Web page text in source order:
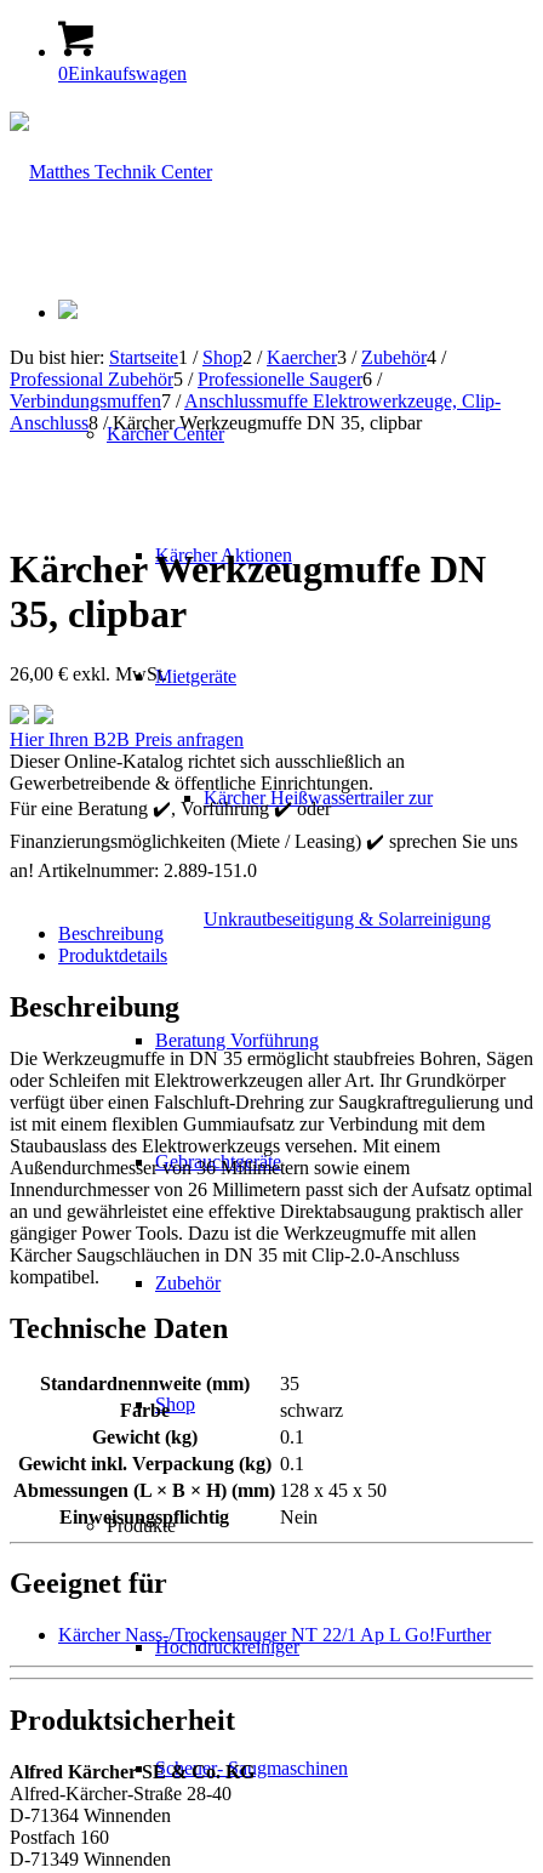
0Einkaufswagen
Kärcher Center
Kärcher Aktionen
Mietgeräte
Kärcher Heißwassertrailer zur
Unkrautbeseitigung & Solarreinigung
Beratung Vorführung
Gebrauchtgeräte
Zubehör
Shop
Produkte
Hochdruckreiniger
Scheuer- Saugmaschinen
Du bist hier: Startseite1 / Shop2 / Kaercher3 / Zubehör4 /
Professional Zubehör5 / Professionelle Sauger6 /
Verbindungsmuffen7 / Anschlussmuffe Elektrowerkzeuge, Clip-
Anschluss8 / Kärcher Werkzeugmuffe DN 35, clipbar
Kärcher Werkzeugmuffe DN
35, clipbar
26,00 € exkl. MwSt.
Kärcher
Werkzeugmuffe
DN
35,
Menge
Hier Ihren B2B Preis anfragen
Dieser Online-Katalog richtet sich ausschließlich an
Gewerbetreibende & öffentliche Einrichtungen.
Für eine Beratung ✔️, Vorführung ✔️ oder
Finanzierungsmöglichkeiten (Miete / Leasing) ✔️ sprechen Sie uns
an! Artikelnummer: 2.889-151.0
Beschreibung
Produktdetails
Beschreibung
Die Werkzeugmuffe in DN 35 ermöglicht staubfreies Bohren, Sägen
oder Schleifen mit Elektrowerkzeugen aller Art. Ihr Grundkörper
verfügt über einen Falschluft-Drehring zur Saugkraftregulierung und
ist mit einem flexiblen Gummiaufsatz zur Verbindung mit dem
Staubauslass des Elektrowerkzeugs versehen. Mit einem
Außendurchmesser von 36 Millimetern sowie einem
Innendurchmesser von 26 Millimetern passt sich der Aufsatz optimal
an und gewährleistet eine effektive Direktabsaugung praktisch aller
gängiger Power Tools. Dazu ist die Werkzeugmuffe mit allen
Kärcher Saugschläuchen in DN 35 mit Clip-2.0-Anschluss
kompatibel.
Technische Daten
Standardnennweite (mm)
35
Farbe
schwarz
Gewicht (kg)
0.1
Gewicht inkl. Verpackung (kg) 0.1
Abmessungen (L × B × H) (mm) 128 x 45 x 50
Einweisungspflichtig
Nein
Geeignet für
Kärcher Nass-/Trockensauger NT 22/1 Ap L Go!Further
Produktsicherheit
Alfred Kärcher SE & Co. KG
Alfred-Kärcher-Straße 28-40
D-71364 Winnenden
Postfach 160
D-71349 Winnenden